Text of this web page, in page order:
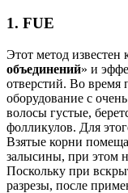
1. FUE
Этот метод известен
объединений» и
отверстий. Во время
оборудование с
волосы густые,
фолликулов. Для
Взятые корни
залысины, при этом
Поскольку при
разрезы, после